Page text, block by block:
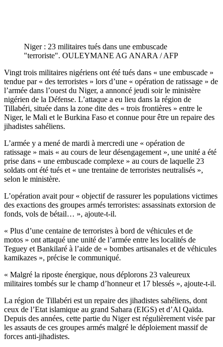
Niger : 23 militaires tués dans une embuscade
"terroriste". OULEYMANE AG ANARA / AFP
Vingt trois militaires nigériens ont été tués dans « une embuscade »
tendue par « des terroristes » lors d’une « opération de ratissage » de
l’armée dans l’ouest du Niger, a annoncé jeudi soir le ministère
nigérien de la Défense. L’attaque a eu lieu dans la région de
Tillabéri, située dans la zone dite des « trois frontières » entre le
Niger, le Mali et le Burkina Faso et connue pour être un repaire des
jihadistes sahéliens.
L’armée y a mené de mardi à mercredi une « opération de
ratissage » mais « au cours de leur désengagement », une unité a été
prise dans « une embuscade complexe » au cours de laquelle 23
soldats ont été tués et « une trentaine de terroristes neutralisés »,
selon le ministère.
L’opération avait pour « objectif de rassurer les populations victimes
des exactions des groupes armés terroristes: assassinats extorsion de
fonds, vols de bétail… », ajoute-t-il.
« Plus d’une centaine de terroristes à bord de véhicules et de
motos » ont attaqué une unité de l’armée entre les localités de
Teguey et Bankilaré à l’aide de « bombes artisanales et de véhicules
kamikazes », précise le communiqué.
« Malgré la riposte énergique, nous déplorons 23 valeureux
militaires tombés sur le champ d’honneur et 17 blessés », ajoute-t-il.
La région de Tillabéri est un repaire des jihadistes sahéliens, dont
ceux de l’Etat islamique au grand Sahara (EIGS) et d’Al Qaïda.
Depuis des années, cette partie du Niger est régulièrement visée par
les assauts de ces groupes armés malgré le déploiement massif de
forces anti-jihadistes.